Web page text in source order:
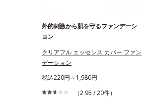
外的刺激から肌を守るファンデーシ
ョン
クリアフル エッセンス カバー ファン
デーション
税込220円～1,980円
（2.95 / 20件）